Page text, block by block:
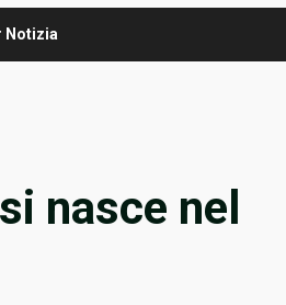
Notizia
nasce nel